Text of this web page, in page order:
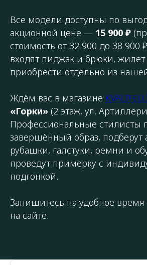
Все модели доступны по
акционной цене — 15 900 ₽
стоимость от 32 900 до 38 900
входят пиджак и брюки,
приобрести отдельно из
Ждём вас в магазине
«Горки» (2 этаж, ул.
Профессиональные стилисты
завершённый образ, подберут
рубашки, галстуки, ремни и
проведут примерку с
подгонкой.
Запишитесь на удобное
на сайте.